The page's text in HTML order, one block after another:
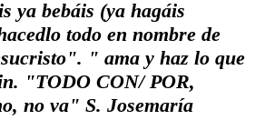
ya bebáis (ya hagáis
todo en nombre de
. " ama y haz lo que
"TODO CON/ POR,
no va" S. Josemaría